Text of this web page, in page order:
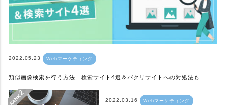
2022.05.23 Webマーケティング
類似画像検索を行う方法｜検索サイト4選＆パクリサイトへの対処法も
2022.03.16 Webマーケティング